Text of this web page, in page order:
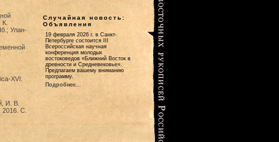
Улан-
XVI.
И. В.
2016. С.
Случайная новость:
Объявления
19 февраля 2026 г. в Санкт-
Петербурге состоится III
Всероссийская научная
конференция молодых
востоковедов «Ближний Восток в
древности и Средневековье».
Предлагаем вашему вниманию
программу.
Подробнее...